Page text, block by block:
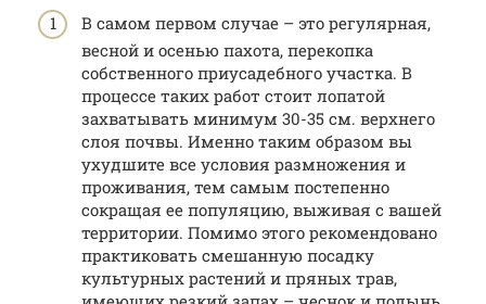
В самом первом случае – это регулярная,
весной и осенью пахота, перекопка
собственного приусадебного участка. В
процессе таких работ стоит лопатой
захватывать минимум 30-35 см. верхнего
слоя почвы. Именно таким образом вы
ухудшите все условия размножения и
проживания, тем самым постепенно
сокращая ее популяцию, выживая с вашей
территории. Помимо этого рекомендовано
практиковать смешанную посадку
культурных растений и пряных трав,